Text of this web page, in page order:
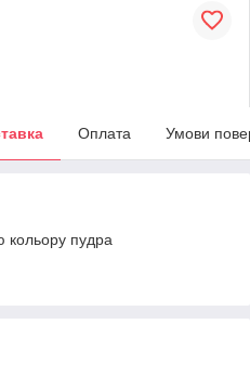
Оплата Умови
кольору пудра